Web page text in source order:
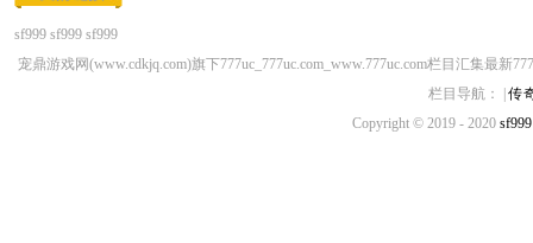
sf999 sf999 sf999
宠鼎游戏网(www.cdkjq.com)旗下777uc_777uc.com_www.777uc.com栏目汇集最新
栏目导航： |传
Copyright © 2019 - 2020 sf999